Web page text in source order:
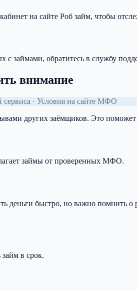
на сайте Роб займ, чтобы
с займами, обратитесь в службу
внимание
· Условия на сайте МФО
других заёмщиков. Это
займы от проверенных МФО.
деньги быстро, но важно помнить о
в срок.